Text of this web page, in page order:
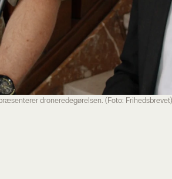
droneredegørelsen. (Foto: Frihedsbrevet)